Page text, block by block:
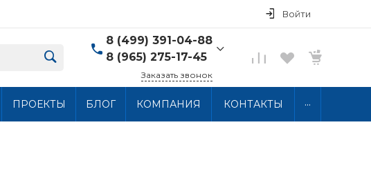
Войти
8 (499) 391-04-88
8 (965) 275-17-45
8 (499) 391-04-88
Хлобыстова 15, 2 этаж
Заказать звонок
ПРОЕКТЫ БЛОГ КОМПАНИЯ КОНТАКТЫ ...